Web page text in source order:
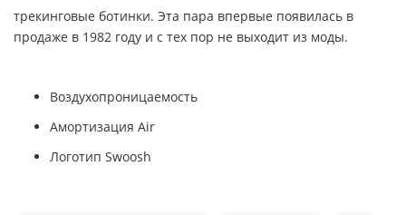
трекинговые ботинки. Эта пара впервые появилась в
продаже в 1982 году и с тех пор не выходит из моды.
Воздухопроницаемость
Амортизация Air
Логотип Swoosh